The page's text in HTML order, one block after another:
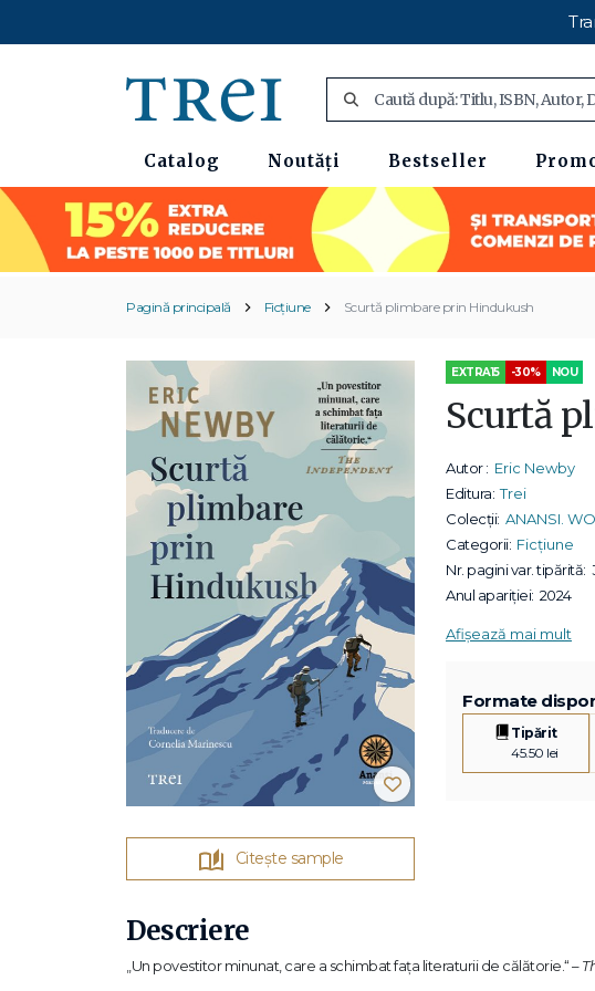
Catalog Noutăți Bestseller
Pagină principală Ficțiune Scurtă plimbare prin Hindukush
Citește sample
EXTRA15 -30% NOU
Scurtă
Autor : Eric Newby
Editura: Trei
Colecții: ANANSI.
Categorii: Ficțiune
Nr. pagini var. tipărită:
Anul apariției: 2024
Afișează mai mult
Formate
Tipărit
45.50 lei
Descriere
„Un povestitor minunat, care a schimbat fața literaturii de călătorie.“ –